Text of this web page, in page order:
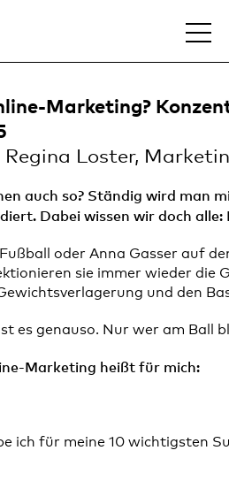
Marketing?
Loster,
auch so? Ständig wird
Dabei wissen wir doch
oder Anna Gasser auf
sie immer wieder die
und den
es genauso. Nur wer am Ball
Marketing heißt für mich:
ich für meine 10 wichtigsten